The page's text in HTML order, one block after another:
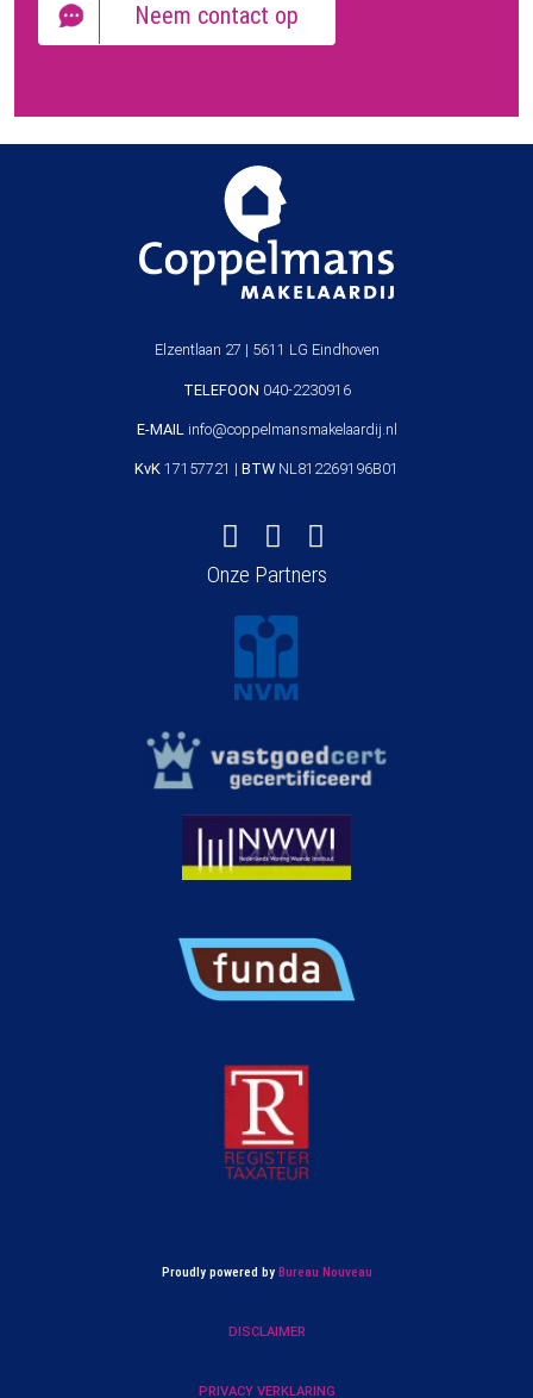
Neem contact op
Elzentlaan 27 | 5611 LG Eindhoven
TELEFOON 040-2230916
E-MAIL info@coppelmansmakelaardij.nl
KvK 17157721 | BTW NL812269196B01
Onze Partners
Proudly powered by Bureau Nouveau
DISCLAIMER
PRIVACY VERKLARING